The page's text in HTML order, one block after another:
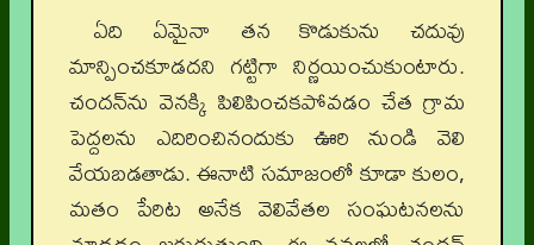
ఏది ఏమైనా తన కొడుకును చదువు
మాన్పించకూడదని గట్టిగా నిర్ణయించుకుంటారు.
చందన్‌ను వెనక్కి పిలిపించకపోవడం చేత గ్రామ
పెద్దలను ఎదిరించినందుకు ఊరి నుండి వెలి
వేయబడతాడు. ఈనాటి సమాజంలో కూడా కులం,
మతం పేరిట అనేక వెలివేతల సంఘటనలను